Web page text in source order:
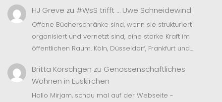
HJ Greve zu #WsS trifft … Uwe Schneidewind
Offene Bücherschränke sind, wenn sie strukturiert
organisiert und vernetzt sind, eine starke Kraft im
öffentlichen Raum. Köln, Düsseldorf, Frankfurt und…
Britta Körschgen zu Genossenschaftliches
Wohnen in Euskirchen
Hallo Mirjam, schau mal auf der Webseite -